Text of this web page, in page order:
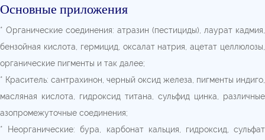
Основные приложения
* Органические соединения: атразин (пестициды), лаурат кадмия,
бензойная кислота, гермицид, оксалат натрия, ацетат целлюлозы,
органические пигменты и так далее;
* Краситель: сантрахинон, черный оксид железа, пигменты индиго,
масляная кислота, гидроксид титана, сульфид цинка, различные
азопромежуточные соединения;
* Неорганические: бура, карбонат кальция, гидроксид, сульфат